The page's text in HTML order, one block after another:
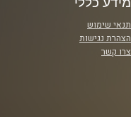
תנאי שימוש
הצהרת נגישות
צרו קשר